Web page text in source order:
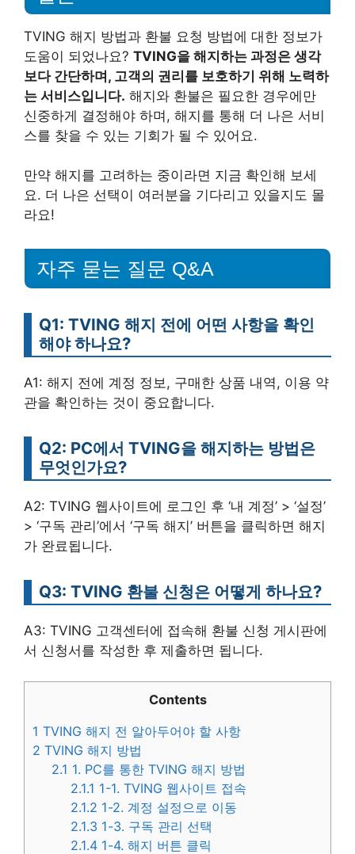
TVING 해지 방법과 환불 요청 방법에 대한 정보가
도움이 되었나요? TVING을 해지하는 과정은 생각
보다 간단하며, 고객의 권리를 보호하기 위해 노력하
는 서비스입니다. 해지와 환불은 필요한 경우에만
신중하게 결정해야 하며, 해지를 통해 더 나은 서비
스를 찾을 수 있는 기회가 될 수 있어요.
만약 해지를 고려하는 중이라면 지금 확인해 보세
요. 더 나은 선택이 여러분을 기다리고 있을지도 몰
라요!
자주 묻는 질문 Q&A
Q1: TVING 해지 전에 어떤 사항을 확인
해야 하나요?
A1: 해지 전에 계정 정보, 구매한 상품 내역, 이용 약
관을 확인하는 것이 중요합니다.
Q2: PC에서 TVING을 해지하는 방법은
무엇인가요?
A2: TVING 웹사이트에 로그인 후 ‘내 계정’ > ‘설정’
> ‘구독 관리’에서 ‘구독 해지’ 버튼을 클릭하면 해지
가 완료됩니다.
Q3: TVING 환불 신청은 어떻게 하나요?
A3: TVING 고객센터에 접속해 환불 신청 게시판에
서 신청서를 작성한 후 제출하면 됩니다.
Contents
1 TVING 해지 전 알아두어야 할 사항
2 TVING 해지 방법
2.1 1. PC를 통한 TVING 해지 방법
2.1.1 1-1. TVING 웹사이트 접속
2.1.2 1-2. 계정 설정으로 이동
2.1.3 1-3. 구독 관리 선택
2.1.4 1-4. 해지 버튼 클릭